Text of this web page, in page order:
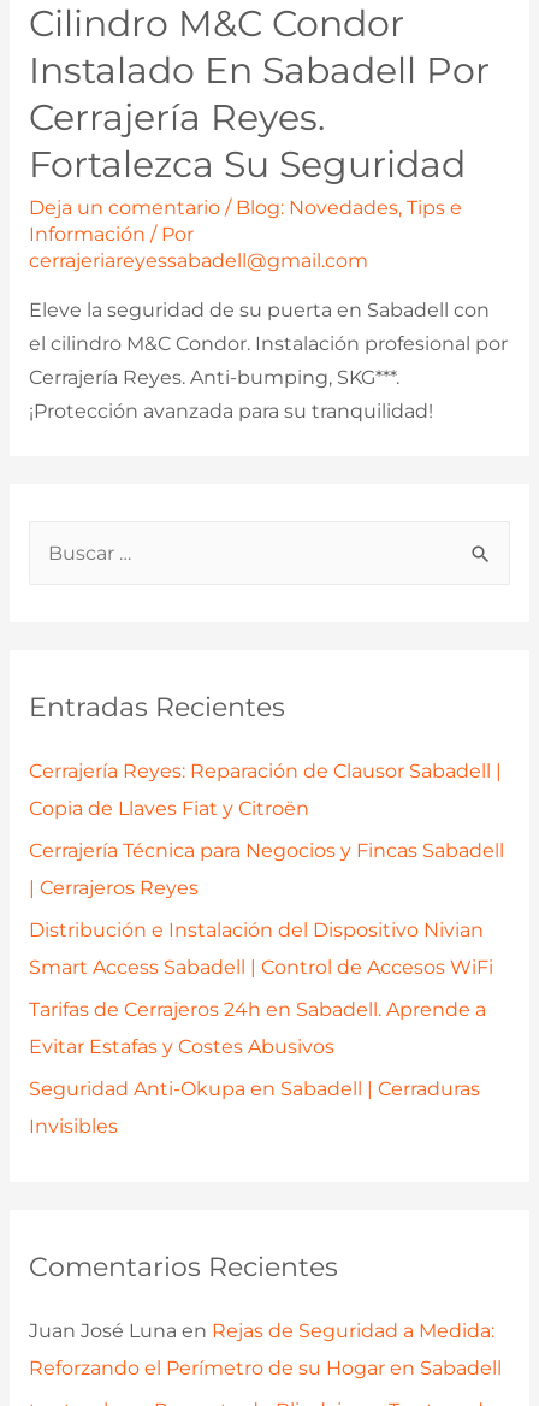
p
o
:
Entradas Recientes
Cerrajería Reyes: Reparación de Clausor Sabadell |
Copia de Llaves Fiat y Citroën
Cerrajería Técnica para Negocios y Fincas Sabadell
| Cerrajeros Reyes
Distribución e Instalación del Dispositivo Nivian
Smart Access Sabadell | Control de Accesos WiFi
Tarifas de Cerrajeros 24h en Sabadell. Aprende a
Evitar Estafas y Costes Abusivos
Seguridad Anti-Okupa en Sabadell | Cerraduras
Invisibles
Comentarios Recientes
Juan José Luna en Rejas de Seguridad a Medida:
Reforzando el Perímetro de su Hogar en Sabadell
Cilindro M&C Condor
Instalado En Sabadell Por
Cerrajería Reyes.
Fortalezca Su Seguridad
Deja un comentario / Blog: Novedades, Tips e
Información / Por
cerrajeriareyessabadell@gmail.com
Eleve la seguridad de su puerta en Sabadell con
el cilindro M&C Condor. Instalación profesional por
Cerrajería Reyes. Anti-bumping, SKG***.
¡Protección avanzada para su tranquilidad!